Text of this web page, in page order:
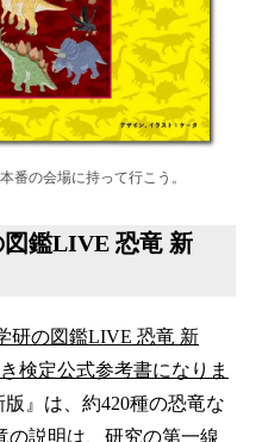
の会場に持って行こう。
鑑LIVE 恐竜 新
研の図鑑LIVE 恐竜 新
検定公式参考書になりま
』は、約420種の恐竜な
の説明は、研究の第一線